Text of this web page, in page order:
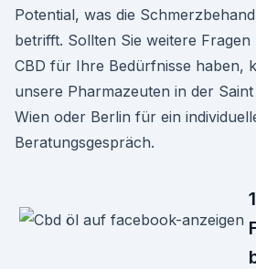
Potential, was die
betrifft. Sollten Sie weitere
CBD für Ihre Bedürfnisse haben,
unsere Pharmazeuten in der
Wien oder Berlin für ein
Beratungsgespräch.